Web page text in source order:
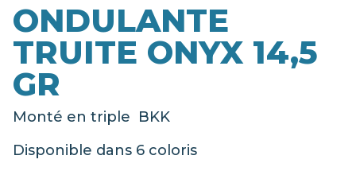
ONDULANTE
TRUITE ONYX 14,5
GR
Monté en triple BKK
Disponible dans 6 coloris